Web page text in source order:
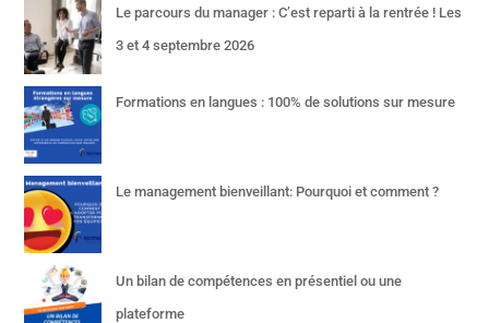
Le parcours du manager : C’est reparti à la rentrée ! Les
3 et 4 septembre 2026
Formations en langues : 100% de solutions sur mesure
Le management bienveillant: Pourquoi et comment ?
Un bilan de compétences en présentiel ou une
plateforme